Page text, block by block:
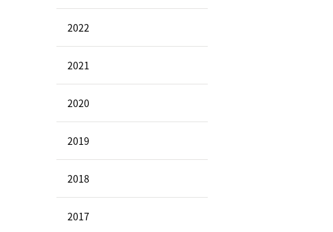
2022
2021
2020
2019
2018
2017